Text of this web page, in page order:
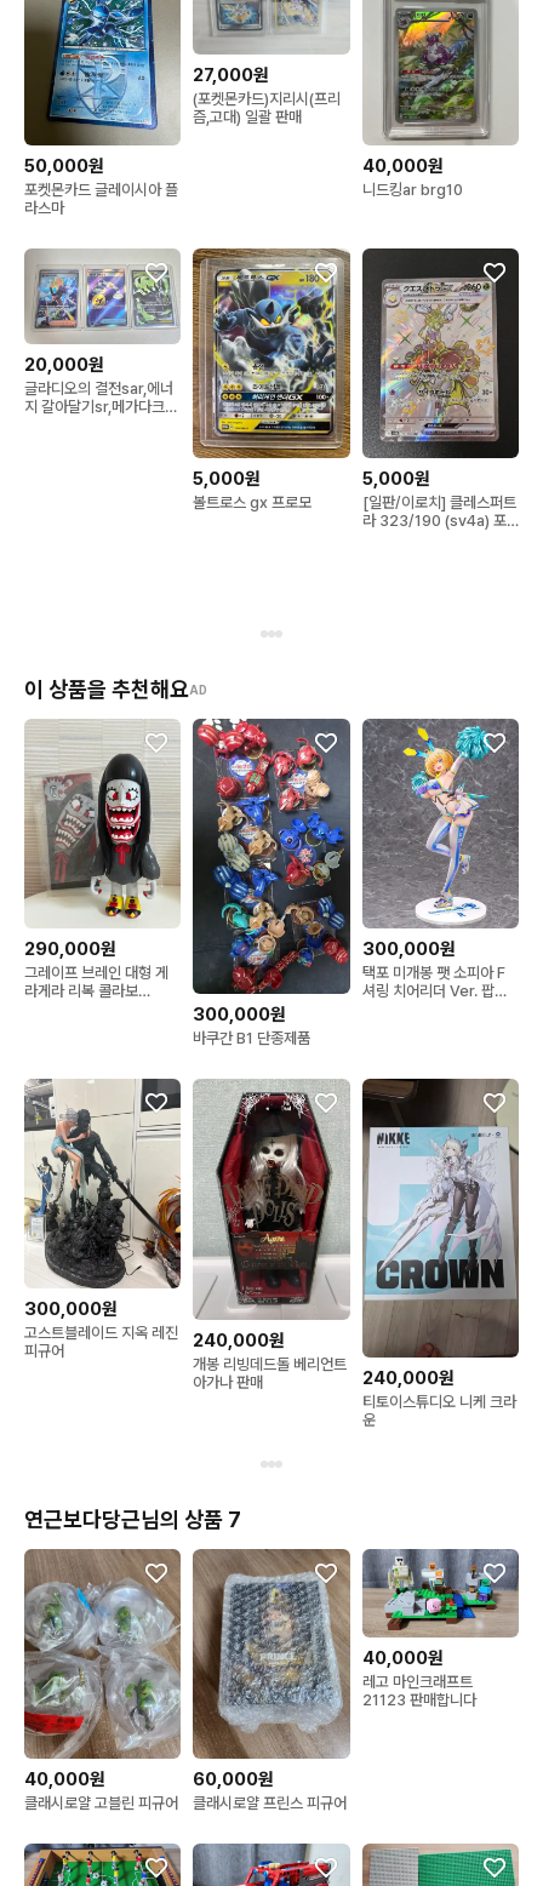
50,000원
포켓몬카드 글레이시아 플
라스마
27,000원
(포켓몬카드)지리시(프리
즘,고대) 일괄 판매
40,000원
니드킹ar brg10
20,000원
글라디오의 결전sar,에너
지 갈아달기sr,메가다크라
5,000원
볼트로스 gx 프로모
5,000원
[일판/이로치] 클레스퍼트
라 323/190 (sv4a) 포
이 상품을 추천해요AD
290,000원
그레이프 브레인 대형 게
라게라 리복 콜라보
300,000원
바쿠간 B1 단종제품
300,000원
택포 미개봉 팻 소피아 F
셔링 치어리더 Ver. 팝니
300,000원
고스트블레이드 지옥 레진
피규어
240,000원
개봉 리빙데드돌 베리언트
아가나 판매
240,000원
티토이스튜디오 니케 크라
운
연근보다당근님의 상품 7
40,000원
클래시로얄 고블린 피규어
60,000원
클래시로얄 프린스 피규어
40,000원
레고 마인크래프트
21123 판매합니다